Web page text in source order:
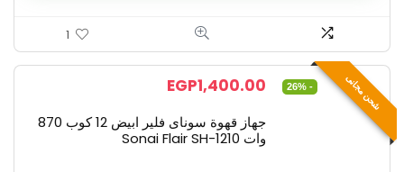
مالتى كويك وهاند بلندر
مطاحن
مفرمة لحمة وخضراوات
منتجات تركية
منتجات تشحن مجانا من الأوفر
1
شحن مجانى - 26%
EGP1,400.00
جهاز قهوة سوناى فلير ابيض 12 كوب 870
وات Sonai Flair SH-1210